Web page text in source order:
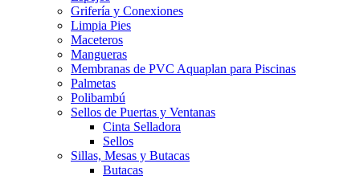
Grifería y Conexiones
Limpia Pies
Maceteros
Mangueras
Membranas de PVC Aquaplan para Piscinas
Palmetas
Polibambú
Sellos de Puertas y Ventanas
Cinta Selladora
Sellos
Sillas, Mesas y Butacas
Butacas